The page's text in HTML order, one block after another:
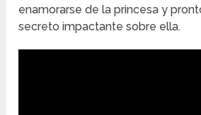
enamorarse de la princesa y
secreto impactante sobre ella.